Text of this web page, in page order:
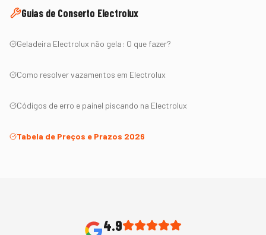
Guias de Conserto Electrolux
Geladeira Electrolux não gela: O que fazer?
Como resolver vazamentos em Electrolux
Códigos de erro e painel piscando na Electrolux
Tabela de Preços e Prazos 2026
4.9